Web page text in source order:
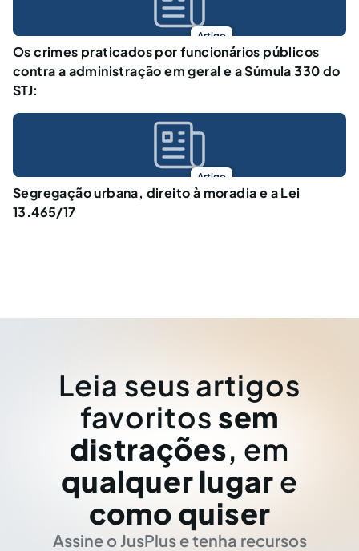
Artigo
Os crimes praticados por funcionários públicos
contra a administração em geral e a Súmula 330 do
STJ:
Artigo
Segregação urbana, direito à moradia e a Lei
13.465/17
Leia seus artigos
favoritos sem
distrações, em
qualquer lugar e
como quiser
Assine o JusPlus e tenha recursos